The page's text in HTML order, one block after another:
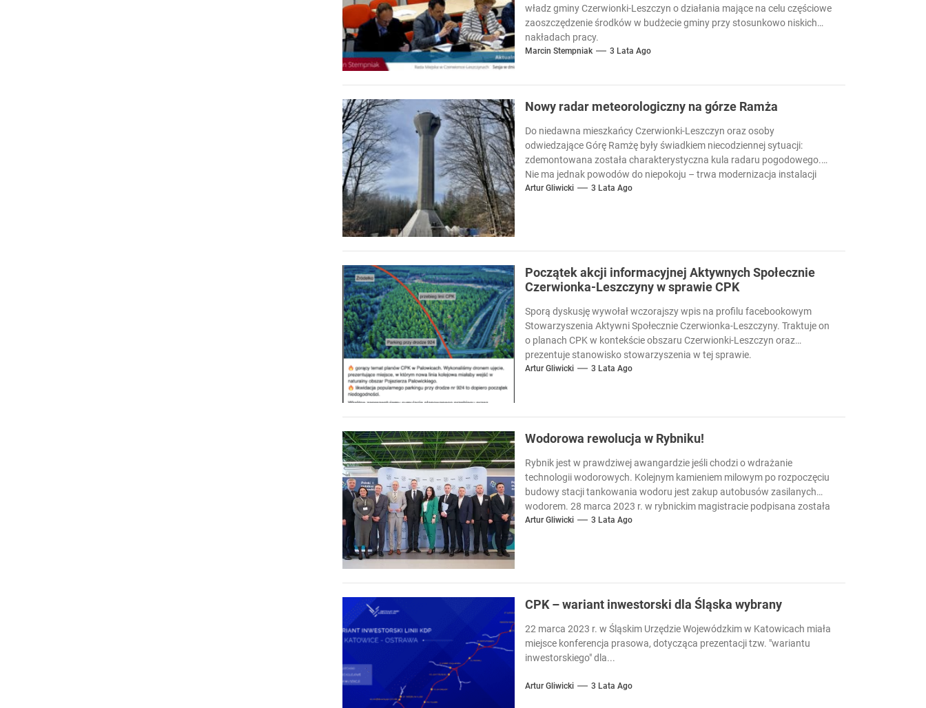
władz gminy Czerwionki-Leszczyn o działania mające na celu częściowe
zaoszczędzenie środków w budżecie gminy przy stosunkowo niskich
nakładach pracy.
Marcin Stempniak 3 Lata Ago
Nowy radar meteorologiczny na górze Ramża
Do niedawna mieszkańcy Czerwionki-Leszczyn oraz osoby
odwiedzające Górę Ramżę były świadkiem niecodziennej sytuacji:
zdemontowana została charakterystyczna kula radaru pogodowego.
Nie ma jednak powodów do niepokoju – trwa modernizacja instalacji
wspomagającej prognozowanie pogody.
Artur Gliwicki 3 Lata Ago
Początek akcji informacyjnej Aktywnych Społecznie
Czerwionka-Leszczyny w sprawie CPK
Sporą dyskusję wywołał wczorajszy wpis na profilu facebookowym
Stowarzyszenia Aktywni Społecznie Czerwionka-Leszczyny. Traktuje on
o planach CPK w kontekście obszaru Czerwionki-Leszczyn oraz
prezentuje stanowisko stowarzyszenia w tej sprawie.
Artur Gliwicki 3 Lata Ago
Wodorowa rewolucja w Rybniku!
Rybnik jest w prawdziwej awangardzie jeśli chodzi o wdrażanie
technologii wodorowych. Kolejnym kamieniem milowym po rozpoczęciu
budowy stacji tankowania wodoru jest zakup autobusów zasilanych
wodorem. 28 marca 2023 r. w rybnickim magistracie podpisana została
umowa na zakup 20 autobusów elektrycznych zasilanych wodorem.
Artur Gliwicki 3 Lata Ago
CPK – wariant inwestorski dla Śląska wybrany
22 marca 2023 r. w Śląskim Urzędzie Wojewódzkim w Katowicach miała
miejsce konferencja prasowa, dotycząca prezentacji tzw. "wariantu
inwestorskiego" dla...
Artur Gliwicki 3 Lata Ago